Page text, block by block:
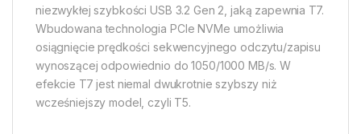
niezwykłej szybkości USB 3.2 Gen 2, jaką zapewnia T7.
Wbudowana technologia PCIe NVMe umożliwia
osiągnięcie prędkości sekwencyjnego odczytu/zapisu
wynoszącej odpowiednio do 1050/1000 MB/s. W
efekcie T7 jest niemal dwukrotnie szybszy niż
wcześniejszy model, czyli T5.